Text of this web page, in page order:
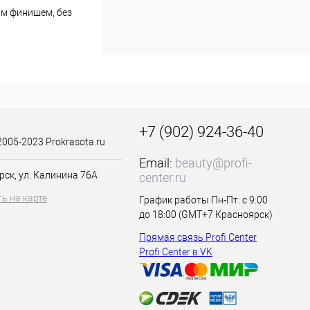
финишем, без
чтобы
2023 Prokrasota.ru
ул. Калинина 76А
на карте
+7 (902) 924-36-40
Email: beauty@profi-
center.ru
График работы Пн-Пт: с 9:00
до 18:00 (GMT+7 Красноярск)
Прямая связь Profi Center
Profi Center в VK